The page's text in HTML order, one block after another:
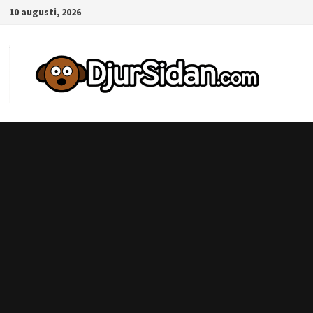
Hoppa
innehåll
10 augusti, 2026